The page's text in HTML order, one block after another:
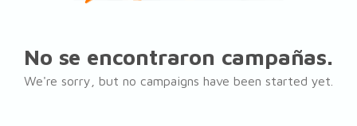
No se encontraron campañas.
We're sorry, but no campaigns have been started yet.